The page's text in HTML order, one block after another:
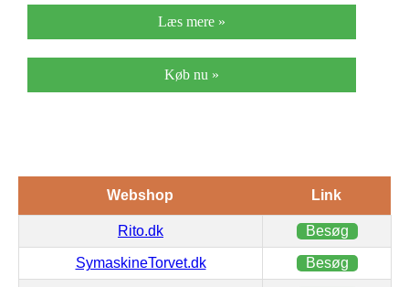
Læs mere »
Køb nu »
Webshop Link
Rito.dk Besøg
SymaskineTorvet.dk Besøg